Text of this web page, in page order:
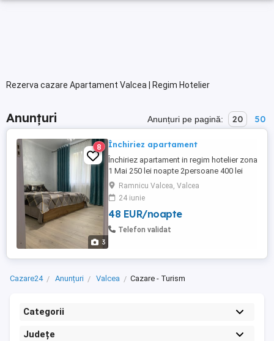
Rezerva cazare Apartament Valcea | Regim Hotelier
Anunțuri Anunțuri pe pagină: 20 50
3
8 Închiriez apartament
Închiriez apartament in regim hotelier zona
1 Mai 250 lei noapte 2persoane 400 lei
noapte 4persoane 200 lei 3-6ore Preț
negociabil pentru perioada mai lungă 1, 2,
3 luni Prețul diferă în lunile iulie, august,
septembrie și decembrie. Se percepe taxă
pentru copii și pentru a treia persoană.
Ramnicu Valcea, Valcea
24 iunie
48 EUR/noapte
Telefon validat
Cazare24 Anunțuri Valcea Cazare - Turism
Categorii
Județe